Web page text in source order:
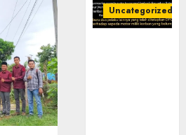
Uncategorized